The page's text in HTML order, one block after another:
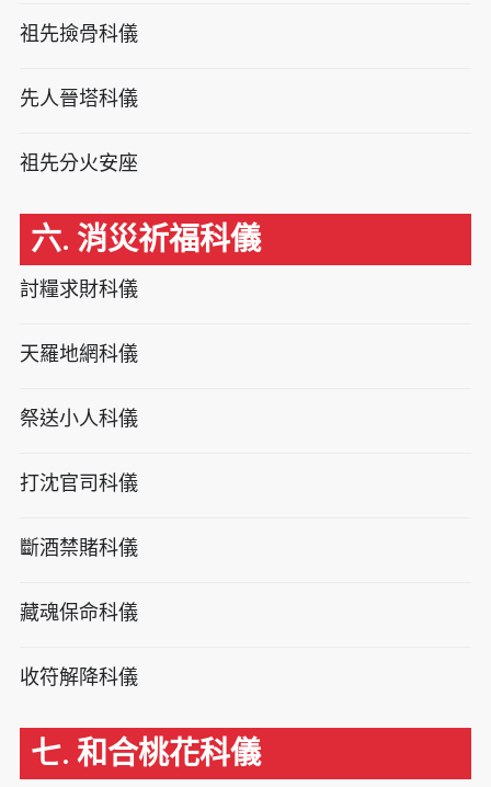
祖先撿骨科儀
先人晉塔科儀
祖先分火安座
六. 消災祈福科儀
討糧求財科儀
天羅地網科儀
祭送小人科儀
打沈官司科儀
斷酒禁賭科儀
藏魂保命科儀
收符解降科儀
七. 和合桃花科儀